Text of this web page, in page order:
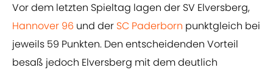
Vor dem letzten Spieltag lagen der SV Elversberg,
Hannover 96 und der SC Paderborn punktgleich bei
jeweils 59 Punkten. Den entscheidenden Vorteil
besaß jedoch Elversberg mit dem deutlich